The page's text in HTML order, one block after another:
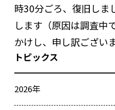
トピックス
2026年
時30分ごろ、復旧しま
します（原因は調査中
かけし、申し訳ござい